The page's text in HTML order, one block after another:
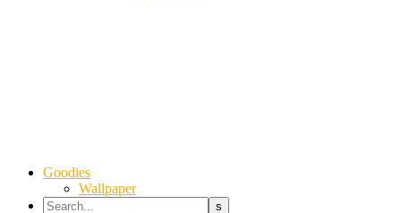
Goodies
Wallpaper